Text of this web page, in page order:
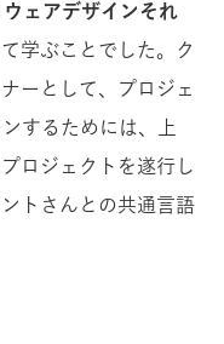
ェアデザインそれ
学ぶことでした。ク
ーとして、プロジェ
するためには、上
ロジェクトを遂行し
トさんとの共通言語